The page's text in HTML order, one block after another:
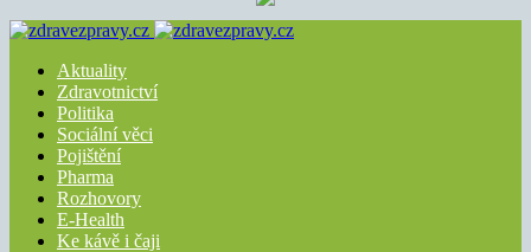
Aktuality
Zdravotnictví
Politika
Sociální věci
Pojištění
Pharma
Rozhovory
E-Health
Ke kávě i čaji